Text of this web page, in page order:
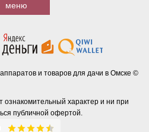
меню
и товаров для дачи в Омске ©
характер и ни при
публичной офертой.